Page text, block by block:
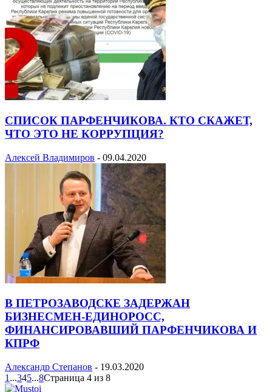
СПИСОК ПАРФЕНЧИКОВА. КТО СКАЖЕТ,
ЧТО ЭТО НЕ КОРРУПЦИЯ?
Алексей Владимиров - 09.04.2020
В ПЕТРОЗАВОДСКЕ ЗАДЕРЖАН
БИЗНЕСМЕН-ЕДИНОРОСС,
ФИНАНСИРОВАВШИЙ ПАРФЕНЧИКОВА И
КПРФ
Александр Степанов - 19.03.2020
1 ...345...8Страница 4 из 8